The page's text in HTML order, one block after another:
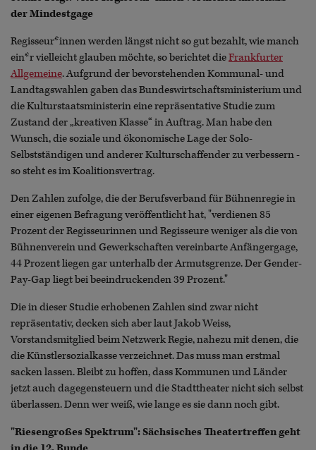
der Mindestgage
Regisseur*innen werden längst nicht so gut bezahlt, wie manch
ein*r vielleicht glauben möchte, so berichtet dieFrankfurter
Allgemeine. Aufgrund der bevorstehenden Kommunal- und
Landtagswahlen gaben das Bundeswirtschaftsministerium und
die Kulturstaatsministerin eine repräsentative Studie zum
Zustand der „kreativen Klasse“ in Auftrag. Man habe den
Wunsch, die soziale und ökonomische Lage der Solo-
Selbstständigen und anderer Kulturschaffender zu verbessern -
so steht es im Koalitionsvertrag.
Den Zahlen zufolge, die der Berufsverband für Bühnenregie in
einer eigenen Befragung veröffentlicht hat, "verdienen 85
Prozent der Regisseurinnen und Regisseure weniger als die von
Bühnenverein und Gewerkschaften vereinbarte Anfängergage,
44 Prozent liegen gar unterhalb der Armutsgrenze. Der Gender-
Pay-Gap liegt bei beeindruckenden 39 Prozent."
Die in dieser Studie erhobenen Zahlen sind zwar nicht
repräsentativ, decken sich aber laut Jakob Weiss,
Vorstandsmitglied beim Netzwerk Regie, nahezu mit denen, die
die Künstlersozialkasse verzeichnet. Das muss man erstmal
sacken lassen. Bleibt zu hoffen, dass Kommunen und Länder
jetzt auch dagegensteuern und die Stadttheater nicht sich selbst
überlassen. Denn wer weiß, wie lange es sie dann noch gibt.
"Riesengroßes Spektrum": Sächsisches Theatertreffen geht